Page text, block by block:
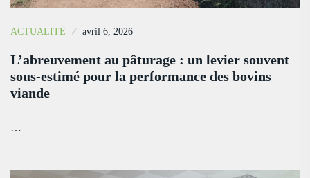
ACTUALITÉ avril 6, 2026
L’abreuvement au pâturage : un levier souvent
sous-estimé pour la performance des bovins
viande
…